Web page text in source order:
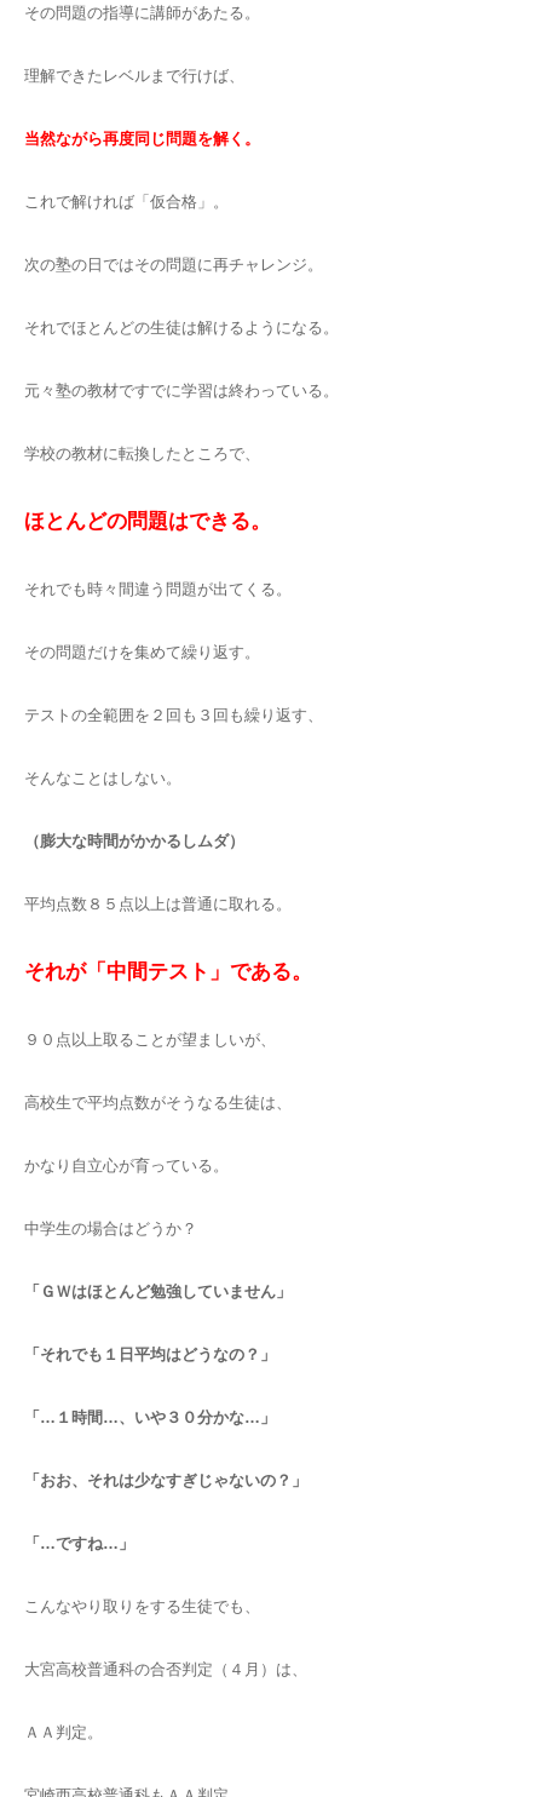
その問題の指導に講師があたる。
理解できたレベルまで行けば、
当然ながら再度同じ問題を解く。
これで解ければ「仮合格」。
次の塾の日ではその問題に再チャレンジ。
それでほとんどの生徒は解けるようになる。
元々塾の教材ですでに学習は終わっている。
学校の教材に転換したところで、
ほとんどの問題はできる。
それでも時々間違う問題が出てくる。
その問題だけを集めて繰り返す。
テストの全範囲を２回も３回も繰り返す、
そんなことはしない。
（膨大な時間がかかるしムダ）
平均点数８５点以上は普通に取れる。
それが「中間テスト」である。
９０点以上取ることが望ましいが、
高校生で平均点数がそうなる生徒は、
かなり自立心が育っている。
中学生の場合はどうか？
「ＧＷはほとんど勉強していません」
「それでも１日平均はどうなの？」
「…１時間…、いや３０分かな…」
「おお、それは少なすぎじゃないの？」
「…ですね…」
こんなやり取りをする生徒でも、
大宮高校普通科の合否判定（４月）は、
ＡＡ判定。